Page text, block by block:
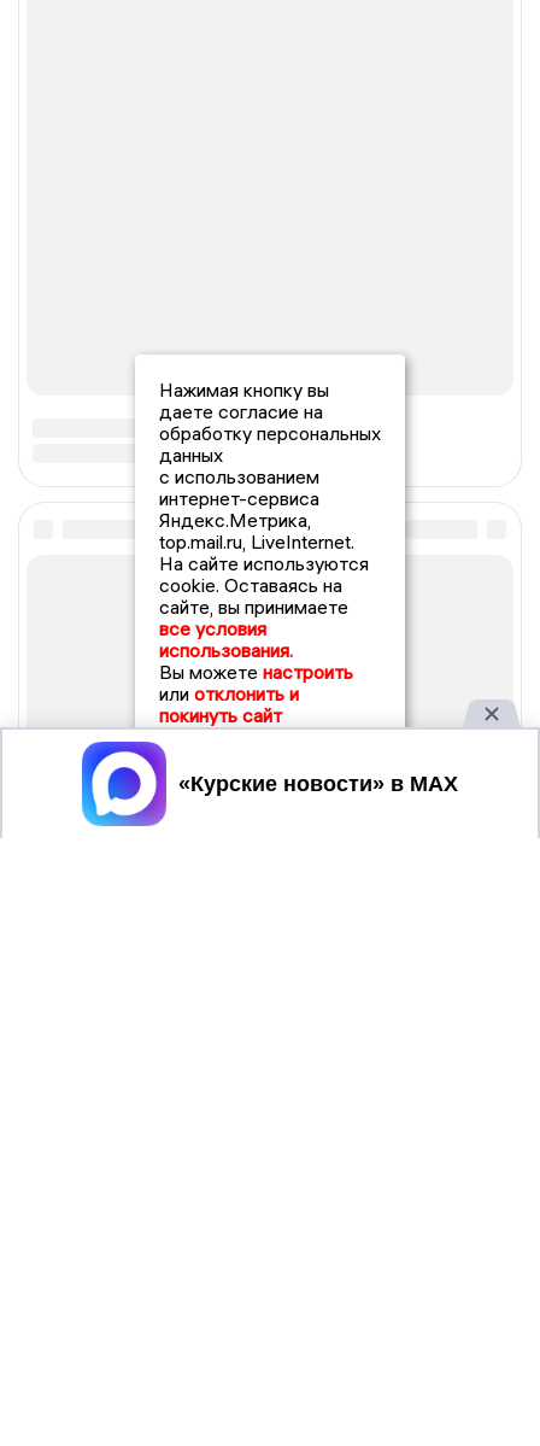
Нажимая кнопку вы
даете согласие на
обработку персональных
данных
с использованием
интернет-сервиса
Яндекс.Метрика,
top.mail.ru, LiveInternet.
На сайте используются
cookie. Оставаясь на
сайте, вы принимаете
все условия
использования.
Вы можете настроить
или отклонить и
покинуть сайт
Принять